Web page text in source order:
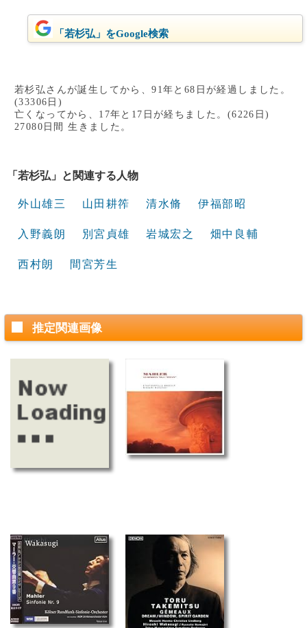
「若杉弘」をGoogle検索
若杉弘さんが誕生してから、91年と68日が経過しました。
(33306日)
亡くなってから、17年と17日が経ちました。(6226日)
27080日間 生きました。
「若杉弘」と関連する人物
外山雄三 山田耕筰 清水脩 伊福部昭
入野義朗 別宮貞雄 岩城宏之 畑中良輔
西村朗 間宮芳生
推定関連画像